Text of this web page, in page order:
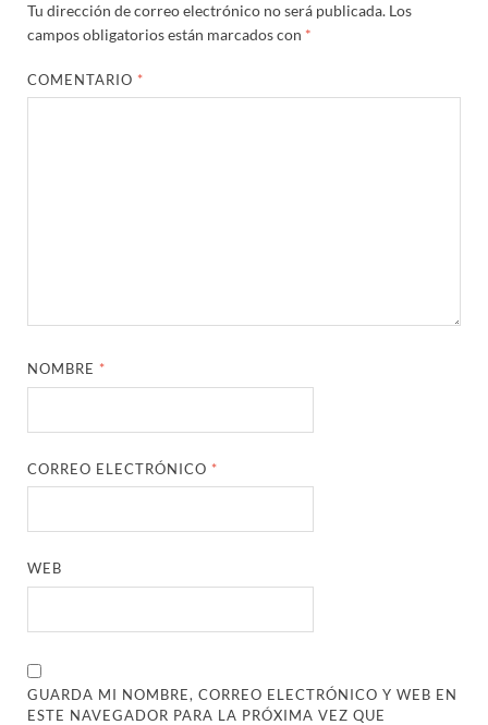
Tu dirección de correo electrónico no será publicada. Los
campos obligatorios están marcados con *
COMENTARIO *
NOMBRE *
CORREO ELECTRÓNICO *
WEB
GUARDA MI NOMBRE, CORREO ELECTRÓNICO Y WEB EN
ESTE NAVEGADOR PARA LA PRÓXIMA VEZ QUE